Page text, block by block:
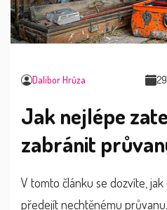
Dalibor Hrůza
Jak nejlépe
zabránit
V tomto článku se dozvíte,
předejít nechtěnému